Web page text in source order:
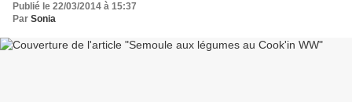
Publié le 22/03/2014 à 15:37
Par Sonia